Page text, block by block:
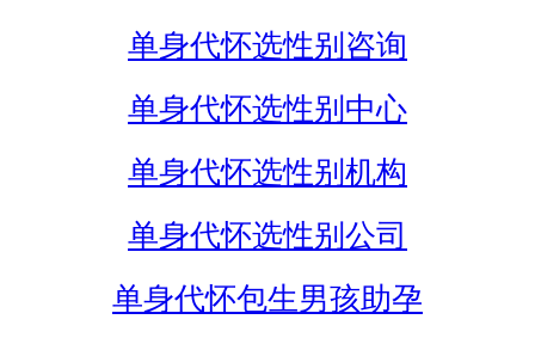
单身代怀选性别咨询
单身代怀选性别中心
单身代怀选性别机构
单身代怀选性别公司
单身代怀包生男孩助孕